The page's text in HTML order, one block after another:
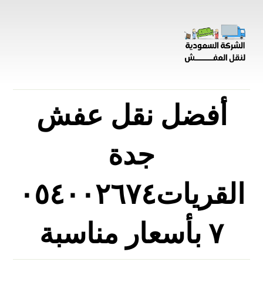
أفضل نقل عفش
جدة
القريات٠٥٤٠٠٢٦٧٤
٧ بأسعار مناسبة